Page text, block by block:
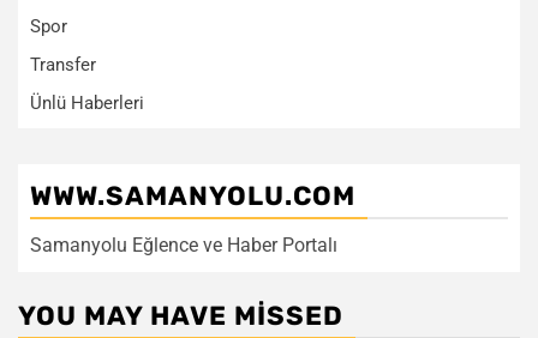
Spor
Transfer
Ünlü Haberleri
WWW.SAMANYOLU.COM
Samanyolu Eğlence ve Haber Portalı
YOU MAY HAVE MISSED